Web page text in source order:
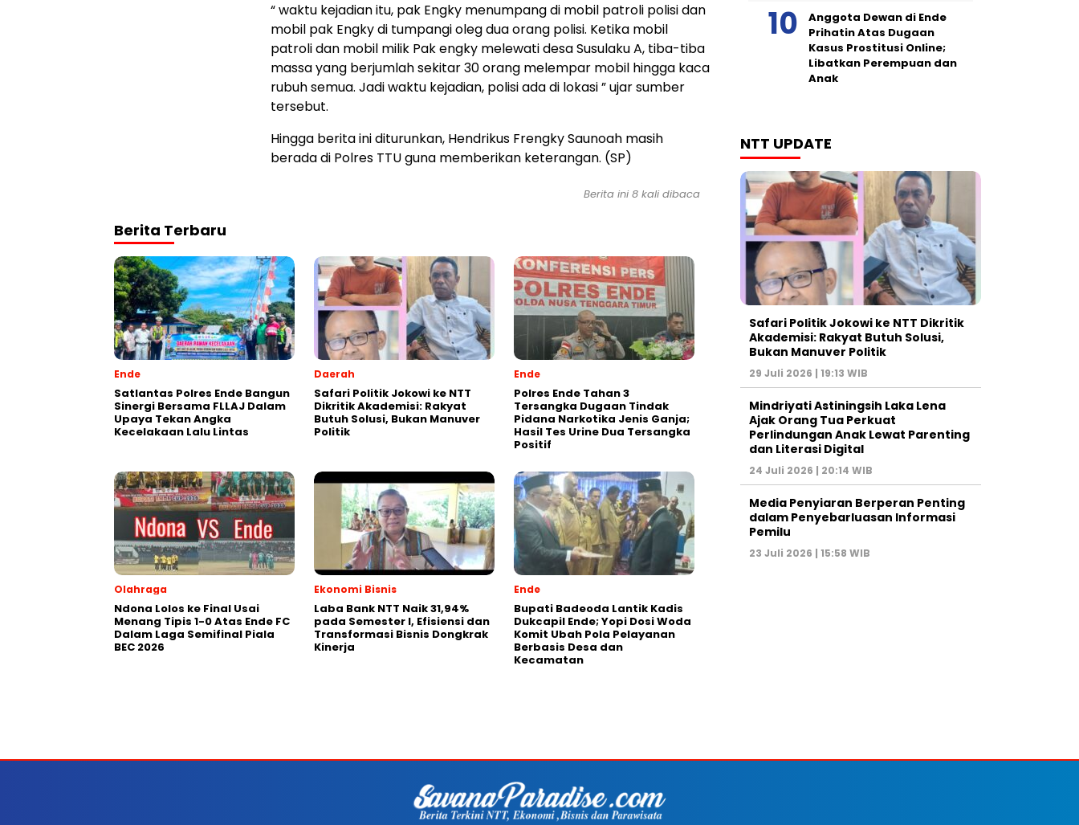
“ waktu kejadian itu, pak Engky menumpang di mobil patroli polisi dan
mobil pak Engky di tumpangi oleg dua orang polisi. Ketika mobil
patroli dan mobil milik Pak engky melewati desa Susulaku A, tiba-tiba
massa yang berjumlah sekitar 30 orang melempar mobil hingga kaca
rubuh semua. Jadi waktu kejadian, polisi ada di lokasi ” ujar sumber
tersebut.
Hingga berita ini diturunkan, Hendrikus Frengky Saunoah masih
berada di Polres TTU guna memberikan keterangan. (SP)
Berita ini 8 kali dibaca
Berita Terbaru
Ende
Satlantas Polres Ende Bangun
Sinergi Bersama FLLAJ Dalam
Upaya Tekan Angka
Kecelakaan Lalu Lintas
Daerah
Safari Politik Jokowi ke NTT
Dikritik Akademisi: Rakyat
Butuh Solusi, Bukan Manuver
Politik
Ende
Polres Ende Tahan 3
Tersangka Dugaan Tindak
Pidana Narkotika Jenis Ganja;
Hasil Tes Urine Dua Tersangka
Positif
Olahraga
Ndona Lolos ke Final Usai
Menang Tipis 1-0 Atas Ende FC
Dalam Laga Semifinal Piala
BEC 2026
Ekonomi Bisnis
Laba Bank NTT Naik 31,94%
pada Semester I, Efisiensi dan
Transformasi Bisnis Dongkrak
Kinerja
Ende
Bupati Badeoda Lantik Kadis
Dukcapil Ende; Yopi Dosi Woda
Komit Ubah Pola Pelayanan
Berbasis Desa dan
Kecamatan
Anggota Dewan di Ende
Prihatin Atas Dugaan
Kasus Prostitusi Online;
Libatkan Perempuan dan
Anak
NTT UPDATE
Safari Politik Jokowi ke NTT Dikritik
Akademisi: Rakyat Butuh Solusi,
Bukan Manuver Politik
29 Juli 2026 | 19:13 WIB
Mindriyati Astiningsih Laka Lena
Ajak Orang Tua Perkuat
Perlindungan Anak Lewat Parenting
dan Literasi Digital
24 Juli 2026 | 20:14 WIB
Media Penyiaran Berperan Penting
dalam Penyebarluasan Informasi
Pemilu
23 Juli 2026 | 15:58 WIB